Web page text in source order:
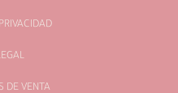
DE VENTA